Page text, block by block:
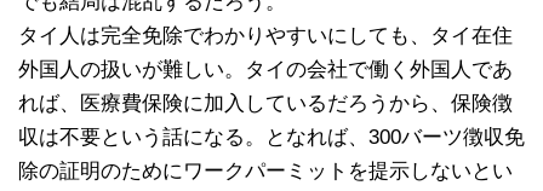
タイ人は完全免除でわかりやすいにしても、タイ在住
外国人の扱いが難しい。タイの会社で働く外国人であ
れば、医療費保険に加入しているだろうから、保険徴
収は不要という話になる。となれば、300バーツ徴収免
除の証明のためにワークパーミットを提示しないとい